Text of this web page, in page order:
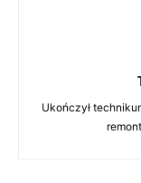
Ukończył